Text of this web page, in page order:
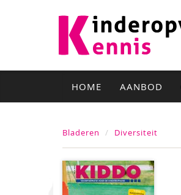
HOME AANBOD
Bladeren Diversiteit